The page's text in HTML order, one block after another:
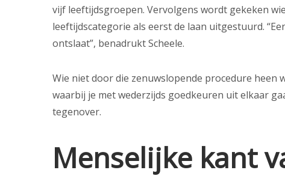
vijf leeftijdsgroepen. Vervolgens wordt gekeken
leeftijdscategorie als eerst de laan uitgestuurd.
ontslaat”, benadrukt Scheele.
Wie niet door die zenuwslopende procedure heen
waarbij je met wederzijds goedkeuren uit elkaar
tegenover.
Menselijke kant